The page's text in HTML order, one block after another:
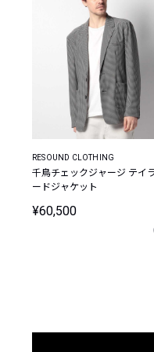
RESOUND CLOTHING
千鳥チェックジャージ テイ
ードジャケット
¥60,500